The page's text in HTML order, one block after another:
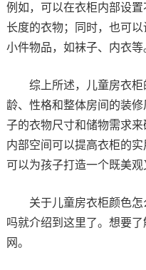
例如，可以在衣柜内部设
长度的衣物；同时，也可
小件物品，如袜子、内衣等
综上所述，儿童房衣
龄、性格和整体房间的装
子的衣物尺寸和储物需求
内部空间可以提高衣柜的实
可以为孩子打造一个既美观
关于儿童房衣柜颜色
吗就介绍到这里了。想要
网。